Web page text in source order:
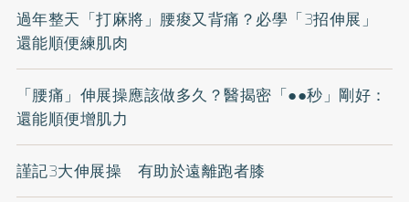
過年整天「打麻將」腰痠又背痛？必學「3招伸展」
還能順便練肌肉
「腰痛」伸展操應該做多久？醫揭密「●●秒」剛好：
還能順便增肌力
謹記3大伸展操 有助於遠離跑者膝